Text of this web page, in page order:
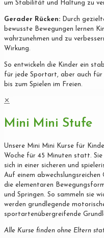
um Stabilität und Haltung zu
Gerader Rücken: Durch
bewusste Bewegungen lernen
wahrzunehmen und zu
Wirkung.
So entwickeln die Kinder ein
für jede Sportart, aber auch für
bis zum Spielen im Freien.
✕
Mini Mini Stufe
Unsere Mini Mini Kurse für
Woche für 45 Minuten statt.
sich in einer sicheren und
Auf einem
die elementaren
und Springen. So sammeln sie
werden grundlegende
sportartenübergreifende
Alle Kurse finden ohne Eltern